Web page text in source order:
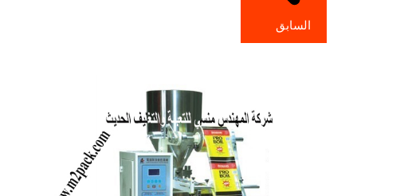
السابق